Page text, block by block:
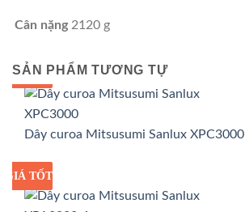
Cân nặng 2120 g
SẢN PHẨM TƯƠNG TỰ
GIÁ SỈ
GIÁ TỐT
Dây curoa Mitsusumi Sanlux XPC3000
GIÁ SỈ
GIÁ TỐT